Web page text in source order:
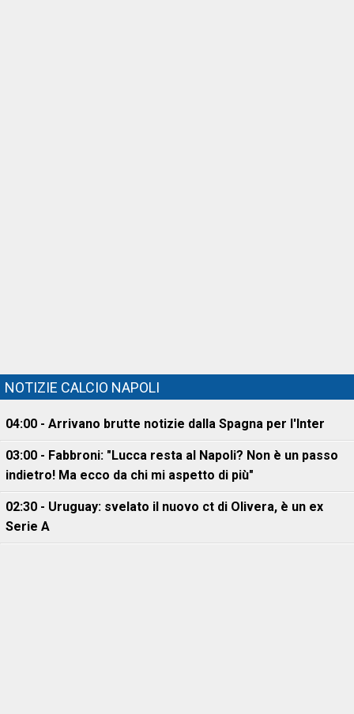
NOTIZIE CALCIO NAPOLI
04:00 - Arrivano brutte notizie dalla Spagna per l'Inter
03:00 - Fabbroni: "Lucca resta al Napoli? Non è un passo
indietro! Ma ecco da chi mi aspetto di più"
02:30 - Uruguay: svelato il nuovo ct di Olivera, è un ex
Serie A